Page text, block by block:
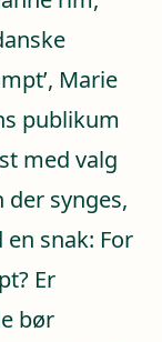
Marie
publikum
med valg
der synges,
snak: For
Er
bør